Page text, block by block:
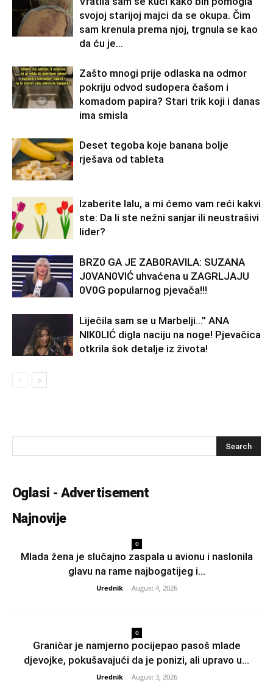
svojoj starijoj majci da se okupa. Čim
sam krenula prema njoj, trgnula se kao
da ću je...
Zašto mnogi prije odlaska na odmor
pokriju odvod sudopera čašom i
komadom papira? Stari trik koji i danas
ima smisla
Deset tegoba koje banana bolje
rješava od tableta
Izaberite lalu, a mi ćemo vam reći kakvi
ste: Da li ste nežni sanjar ili neustrašivi
lider?
BRZ0 GA JE ZAB0RAVlLA: SUZANA
J0VAN0VIĆ uhvaćena u ZAGRLJAJU
0V0G popularnog pjevača!!!
Liječila sam se u Marbelji…” ANA
NlK0LlĆ digla naciju na noge! Pjevačica
otkrila šok detalje iz života!
Oglasi - Advertisement
Najnovije
0
Mlada žena je slučajno zaspala u avionu i naslonila
glavu na rame najbogatijeg i...
Urednik - August 4, 2026
0
Graničar je namjerno pocijepao pasoš mlade
djevojke, pokušavajući da je ponizi, ali upravo u...
Urednik - August 3, 2026